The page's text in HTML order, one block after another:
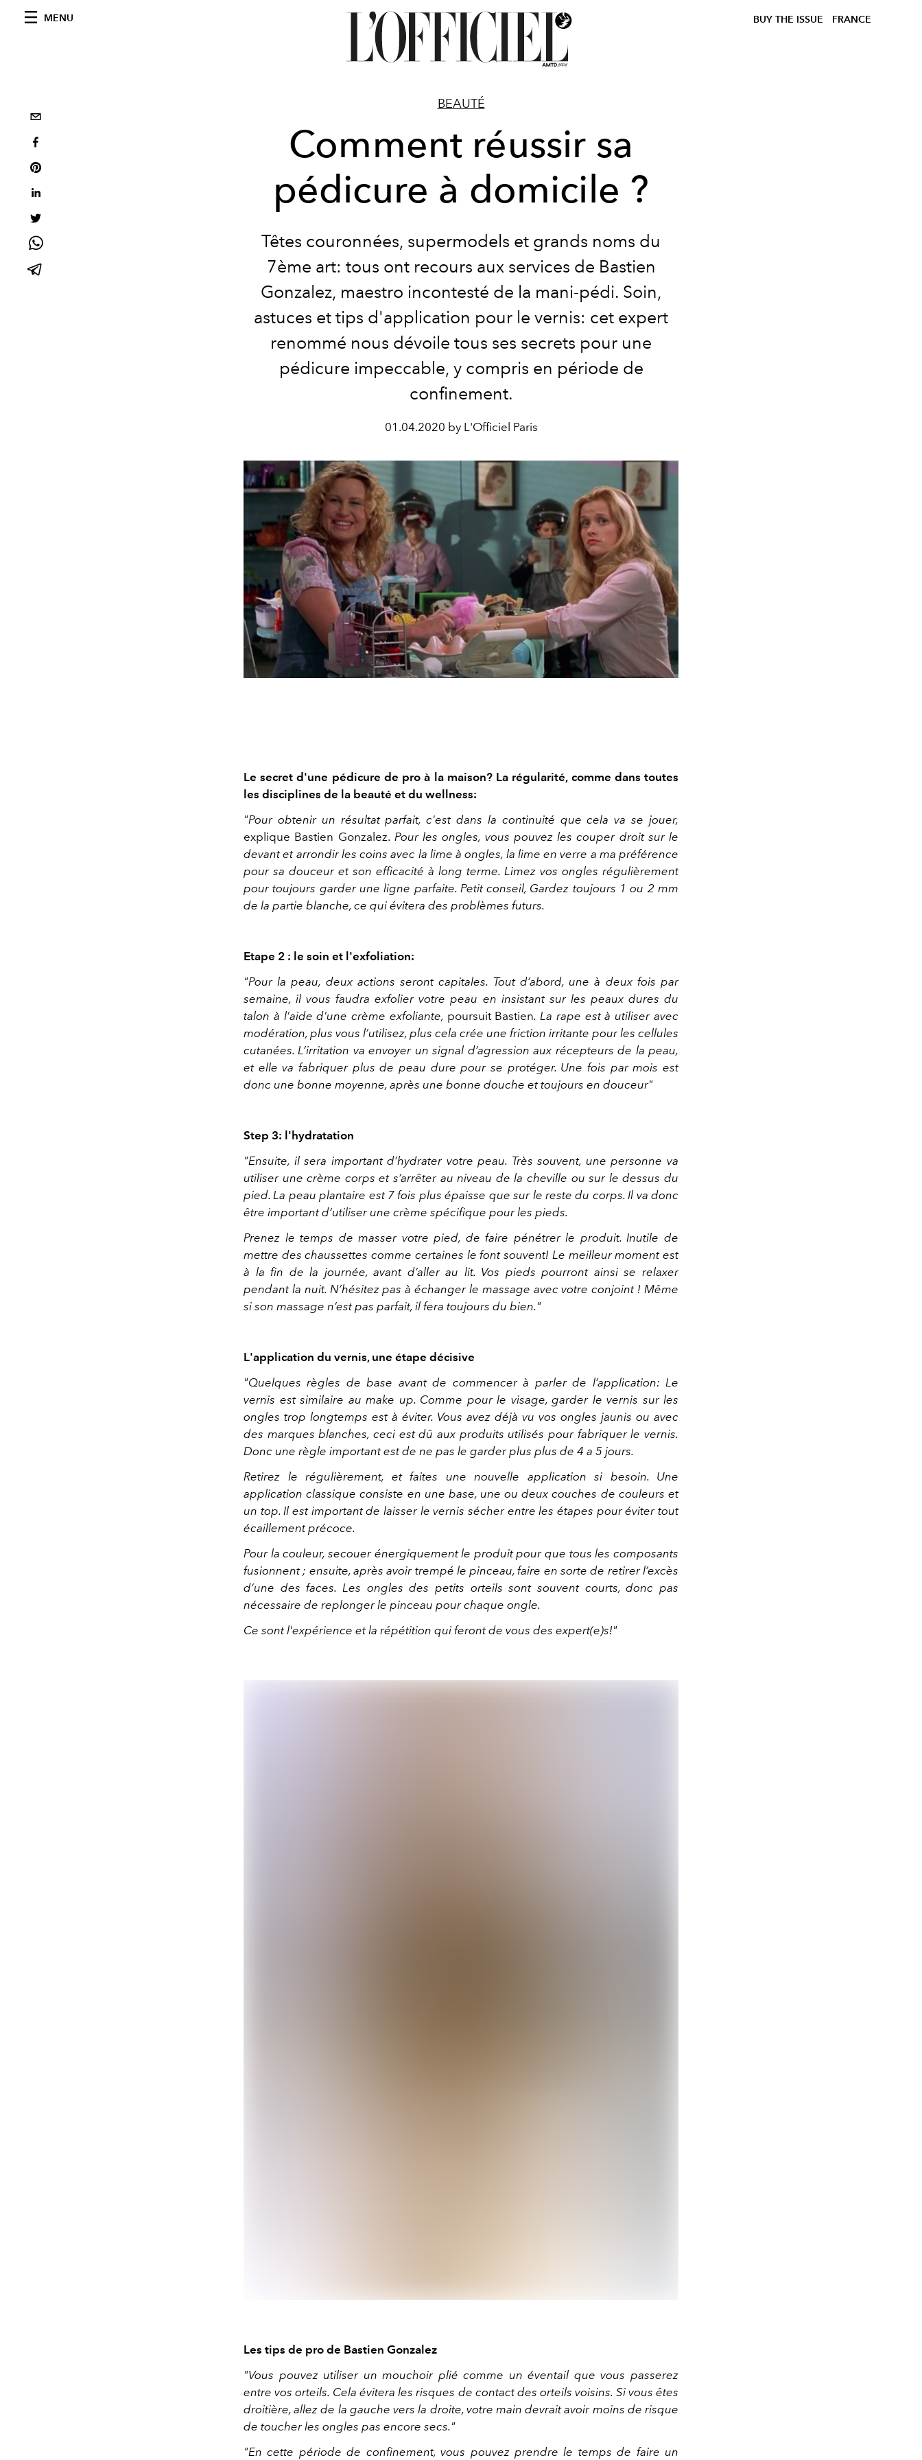
MENU BUY THE ISSUE FRANCE
BEAUTÉ
Comment réussir sa
pédicure à domicile ?
Têtes couronnées, supermodels et grands noms du
7ème art: tous ont recours aux services de Bastien
Gonzalez, maestro incontesté de la mani-pédi. Soin,
astuces et tips d'application pour le vernis: cet expert
renommé nous dévoile tous ses secrets pour une
pédicure impeccable, y compris en période de
confinement.
01.04.2020 by L'Officiel Paris
Le secret d'une pédicure de pro à la maison? La régularité, comme dans toutes
les disciplines de la beauté et du wellness:
"Pour obtenir un résultat parfait, c'est dans la continuité que cela va se jouer,
explique Bastien Gonzalez. Pour les ongles, vous pouvez les couper droit sur le
devant et arrondir les coins avec la lime à ongles, la lime en verre a ma préférence
pour sa douceur et son efficacité à long terme. Limez vos ongles régulièrement
pour toujours garder une ligne parfaite. Petit conseil, Gardez toujours 1 ou 2 mm
de la partie blanche, ce qui évitera des problèmes futurs.
Etape 2 : le soin et l'exfoliation:
"Pour la peau, deux actions seront capitales. Tout d’abord, une à deux fois par
semaine, il vous faudra exfolier votre peau en insistant sur les peaux dures du
talon à l'aide d'une crème exfoliante, poursuit Bastien. La rape est à utiliser avec
modération, plus vous l’utilisez, plus cela crée une friction irritante pour les cellules
cutanées. L’irritation va envoyer un signal d’agression aux récepteurs de la peau,
et elle va fabriquer plus de peau dure pour se protéger. Une fois par mois est
donc une bonne moyenne, après une bonne douche et toujours en douceur"
Step 3: l'hydratation
"Ensuite, il sera important d’hydrater votre peau. Très souvent, une personne va
utiliser une crème corps et s’arrêter au niveau de la cheville ou sur le dessus du
pied. La peau plantaire est 7 fois plus épaisse que sur le reste du corps. Il va donc
être important d’utiliser une crème spécifique pour les pieds.
Prenez le temps de masser votre pied, de faire pénétrer le produit. Inutile de
mettre des chaussettes comme certaines le font souvent! Le meilleur moment est
à la fin de la journée, avant d’aller au lit. Vos pieds pourront ainsi se relaxer
pendant la nuit. N’hésitez pas à échanger le massage avec votre conjoint ! Même
si son massage n’est pas parfait, il fera toujours du bien."
L'application du vernis, une étape décisive
"Quelques règles de base avant de commencer à parler de l’application: Le
vernis est similaire au make up. Comme pour le visage, garder le vernis sur les
ongles trop longtemps est à éviter. Vous avez déjà vu vos ongles jaunis ou avec
des marques blanches, ceci est dû aux produits utilisés pour fabriquer le vernis.
Donc une règle important est de ne pas le garder plus plus de 4 a 5 jours.
Retirez le régulièrement, et faites une nouvelle application si besoin. Une
application classique consiste en une base, une ou deux couches de couleurs et
un top. Il est important de laisser le vernis sécher entre les étapes pour éviter tout
écaillement précoce.
Pour la couleur, secouer énergiquement le produit pour que tous les composants
fusionnent ; ensuite, après avoir trempé le pinceau, faire en sorte de retirer l’excès
d’une des faces. Les ongles des petits orteils sont souvent courts, donc pas
nécessaire de replonger le pinceau pour chaque ongle.
Ce sont l'expérience et la répétition qui feront de vous des expert(e)s!"
Les tips de pro de Bastien Gonzalez
"Vous pouvez utiliser un mouchoir plié comme un éventail que vous passerez
entre vos orteils. Cela évitera les risques de contact des orteils voisins. Si vous êtes
droitière, allez de la gauche vers la droite, votre main devrait avoir moins de risque
de toucher les ongles pas encore secs."
"En cette période de confinement, vous pouvez prendre le temps de faire un